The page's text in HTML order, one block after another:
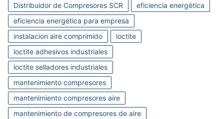
Distribuidor de Compresores SCR
eficiencia energética
eficiencia energética para empresa
instalacion aire comprimido
loctite
loctite adhesivos industriales
loctite selladores industriales
mantenimiento compresores
mantenimiento compresores aire
mantenimiento de compresores de aire